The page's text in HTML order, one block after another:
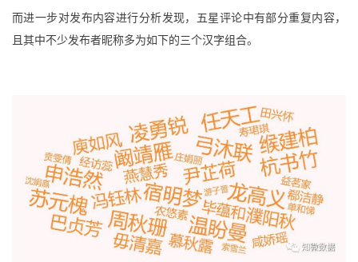
而进一步对发布内容进行分析发现，五星评论中有部分重复内容，
且其中不少发布者昵称多为如下的三个汉字组合。